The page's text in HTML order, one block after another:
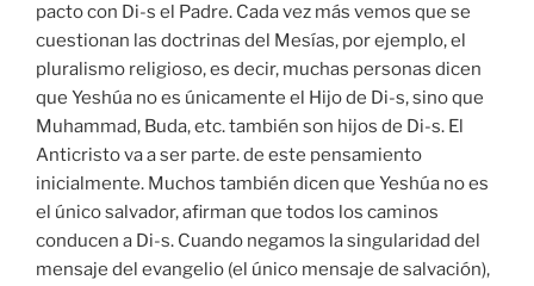
pacto con Di-s el Padre. Cada vez más vemos que se
cuestionan las doctrinas del Mesías, por ejemplo, el
pluralismo religioso, es decir, muchas personas dicen
que Yeshúa no es únicamente el Hijo de Di-s, sino que
Muhammad, Buda, etc. también son hijos de Di-s. El
Anticristo va a ser parte. de este pensamiento
inicialmente. Muchos también dicen que Yeshúa no es
el único salvador, afirman que todos los caminos
conducen a Di-s. Cuando negamos la singularidad del
mensaje del evangelio (el único mensaje de salvación),